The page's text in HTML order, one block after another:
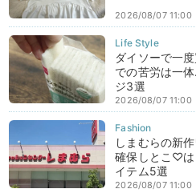
2026/08/07 11:00
ダイソーで一
での苦労は一
ジ3選
2026/08/07 11:00
しまむらの新
確保しとこ♡は
イテム5選
2026/08/07 11:00